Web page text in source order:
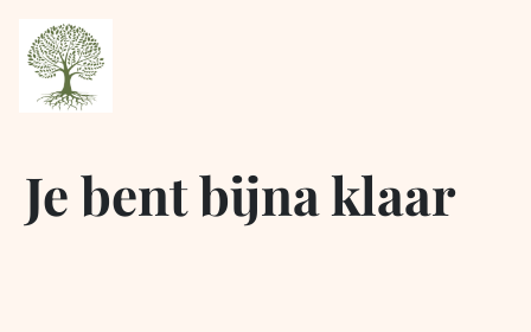
Je bent bijna klaar